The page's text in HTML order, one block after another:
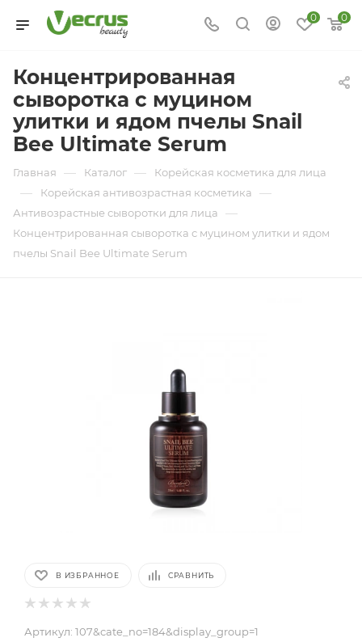
0 0
Концентрированная
сыворотка с муцином
улитки и ядом пчелы Snail
Bee Ultimate Serum
Главная — Каталог — Корейская косметика для лица
— Корейская антивозрастная косметика —
Антивозрастные сыворотки для лица —
Концентрированная сыворотка с муцином улитки и ядом
пчелы Snail Bee Ultimate Serum
В ИЗБРАННОЕ СРАВНИТЬ
Артикул: 107&cate_no=184&display_group=1